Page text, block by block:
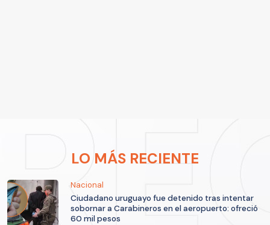
LO MÁS RECIENTE
Nacional
Ciudadano uruguayo fue detenido tras intentar
sobornar a Carabineros en el aeropuerto: ofreció
60 mil pesos